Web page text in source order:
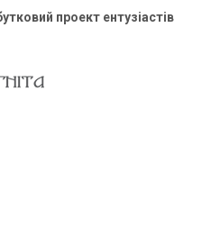
проект ентузіастів